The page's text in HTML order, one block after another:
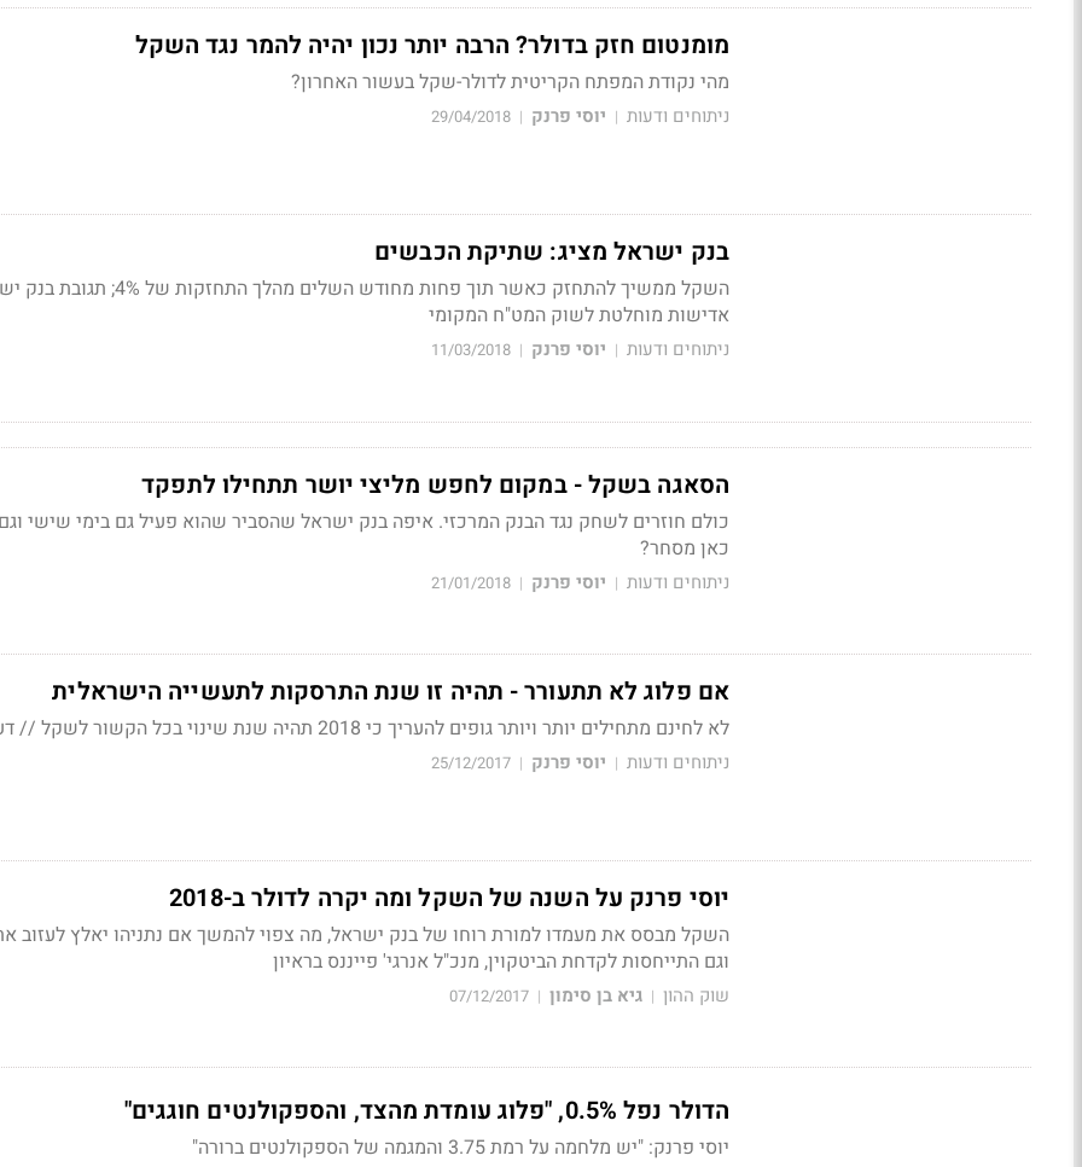
מומנטום חזק בדולר? הרבה יותר נכון יהיה להמר נגד השקל
מהי נקודת המפתח הקריטית לדולר-שקל בעשור האחרון?
ניתוחים ודעות | יוסי פרנק |
29/04/2018
בנק ישראל מציג: שתיקת הכבשים
השקל ממשיך להתחזק כאשר תוך פחות מחודש השלים מהלך
אדישות מוחלטת לשוק המט"ח המקומי
ניתוחים ודעות | יוסי פרנק |
11/03/2018
הסאגה בשקל - במקום לחפש מליצי יושר תתחילו לתפקד
כולם חוזרים לשחק נגד הבנק המרכזי. איפה בנק ישראל שהסביר שהוא פעיל גם בימי שישי
כאן מסחר?
ניתוחים ודעות | יוסי פרנק |
21/01/2018
אם פלוג לא תתעורר - תהיה זו שנת התרסקות לתעשייה הישראלית
לא לחינם מתחילים יותר ויותר גופים להעריך כי 2018 תהיה שנת שינוי בכל הקשור לשקל // דעה
ניתוחים ודעות | יוסי פרנק |
25/12/2017
יוסי פרנק על השנה של השקל ומה יקרה לדולר ב-2018
השקל מבסס את מעמדו למורת רוחו של בנק ישראל, מה צפוי להמשך אם נתניהו יאלץ לעזוב
וגם התייחסות לקדחת הביטקוין, מנכ"ל אנרגי' פייננס בראיון
שוק ההון | גיא בן סימון |
07/12/2017
הדולר נפל 0.5%, "פלוג עומדת מהצד, והספקולנטים חוגגים"
יוסי פרנק: "יש מלחמה על רמת 3.75 והמגמה של הספקולנטים ברורה"